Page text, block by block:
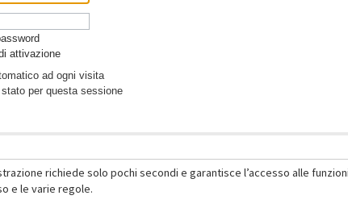
attivazione
ad ogni visita
per questa sessione
richiede solo pochi secondi e garantisce l’accesso alle
e le varie regole.